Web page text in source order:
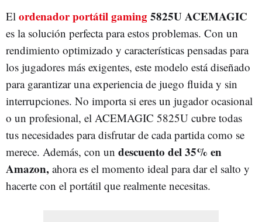
El ordenador portátil gaming5825U ACEMAGIC
es la solución perfecta para estos problemas. Con un
rendimiento optimizado y características pensadas para
los jugadores más exigentes, este modelo está diseñado
para garantizar una experiencia de juego fluida y sin
interrupciones. No importa si eres un jugador ocasional
o un profesional, el ACEMAGIC 5825U cubre todas
tus necesidades para disfrutar de cada partida como se
merece. Además, con un descuento del 35% en
Amazon, ahora es el momento ideal para dar el salto y
hacerte con el portátil que realmente necesitas.